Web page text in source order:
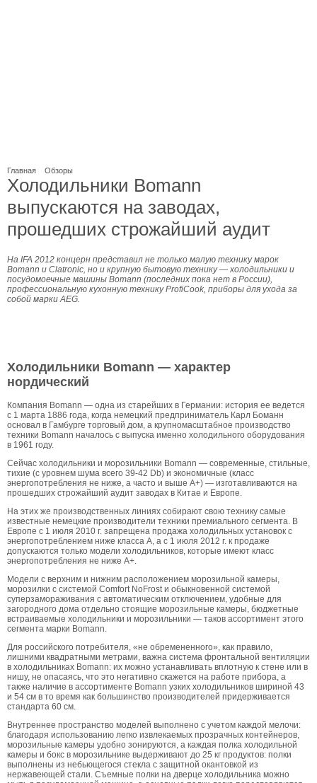
Главная Обзоры
Холодильники Bomann
выпускаются на заводах,
прошедших строжайший аудит
На IFA 2012 концерн представил не только малую технику марок
Bomann и Clatronic, но и крупную бытовую технику — холодильники и
посудомоечные машины Bomann (последних пока нет в России),
профессиональную кухонную технику ProfiCook, приборы для ухода за
собой марки АЕG.
Холодильники Bomann — характер
нордический
Компания Bomann — одна из старейших в Германии: история ее ведется
с 1 марта 1886 года, когда немецкий предприниматель Карл Боманн
основал в Гамбурге торговый дом, а крупномасштабное производство
техники Bomann началось с выпуска именно холодильного оборудования
в 1961 году.
Сейчас холодильники и морозильники Bomann — современные, стильные,
тихие (с уровнем шума всего 39-42 Db) и экономичные (класс
энергопотребления не ниже, а часто и выше А+) — изготавливаются на
прошедших строжайший аудит заводах в Китае и Европе.
На этих же производственных линиях собирают свою технику самые
известные немецкие производители техники премиального сегмента. В
Европе с 1 июля 2010 г. запрещена продажа холодильных установок с
энергопотреблением ниже класса A, а с 1 июля 2012 г. к продаже
допускаются только модели холодильников, которые имеют класс
энергопотребления не ниже A+.
Модели с верхним и нижним расположением морозильной камеры,
морозилки с системой Comfort NoFrost и обыкновенной системой
суперзамораживания c автоматическим отключением, удобные для
загородного дома отдельно стоящие морозильные камеры, бюджетные
встраиваемые холодильники и морозильники — таков ассортимент этого
сегмента марки Bomann.
Для российского потребителя, «не обремененного», как правило,
лишними квадратными метрами, важна система фронтальной вентиляции
в холодильниках Bomann: их можно устанавливать вплотную к стене или в
нишу, не опасаясь, что это негативно скажется на работе прибора, а
также наличие в ассортименте Bomann узких холодильников шириной 43
и 54 см в то время как большинство производителей придерживается
стандарта 60 см.
Внутреннее пространство моделей выполнено с учетом каждой мелочи:
благодаря использованию легко извлекаемых прозрачных контейнеров,
морозильные камеры удобно зонируются, а каждая полка холодильной
камеры и бокс в морозильнике выдерживают до 25 кг продуктов: полки
выполнены из небьющегося стекла с защитной окантовкой из
нержавеющей стали. Съемные полки на дверце холодильника можно